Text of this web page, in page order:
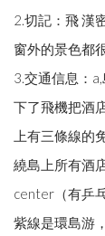
2.切記：飛 漢
窗外的景色都
3.交通信息：
下了飛機把酒
上有三條線的
繞島上所有酒
center（有乒
紫線是環島游